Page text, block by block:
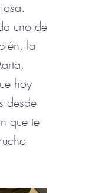
uno de
la
hoy
desde
que te